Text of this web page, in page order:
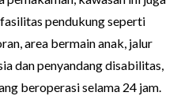
pendukung seperti
area bermain anak, jalur
dan penyandang disabilitas,
beroperasi selama 24 jam.